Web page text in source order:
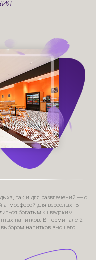
так и для развлечений — с
для взрослых. В
богатым «шведским
напитков. В Терминале 2
напитков высшего